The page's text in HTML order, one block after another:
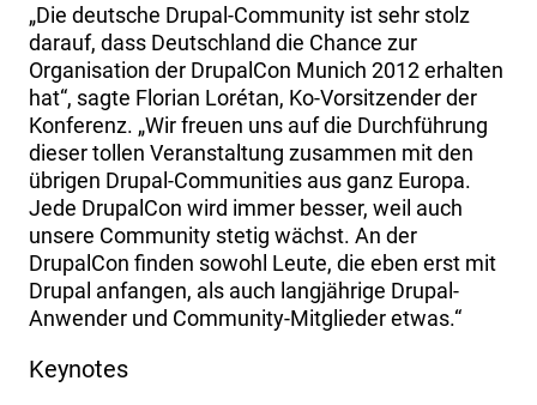
„Die deutsche Drupal-Community ist sehr stolz
darauf, dass Deutschland die Chance zur
Organisation der DrupalCon Munich 2012 erhalten
hat“, sagte Florian Lorétan, Ko-Vorsitzender der
Konferenz. „Wir freuen uns auf die Durchführung
dieser tollen Veranstaltung zusammen mit den
übrigen Drupal-Communities aus ganz Europa.
Jede DrupalCon wird immer besser, weil auch
unsere Community stetig wächst. An der
DrupalCon finden sowohl Leute, die eben erst mit
Drupal anfangen, als auch langjährige Drupal-
Anwender und Community-Mitglieder etwas.“
Keynotes